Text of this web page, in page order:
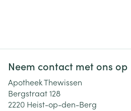
Neem contact met ons op
Apotheek Thewissen
Bergstraat 128
2220 Heist-op-den-Berg